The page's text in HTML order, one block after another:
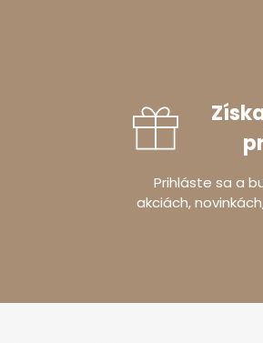
Prihláste sa a
akciách,